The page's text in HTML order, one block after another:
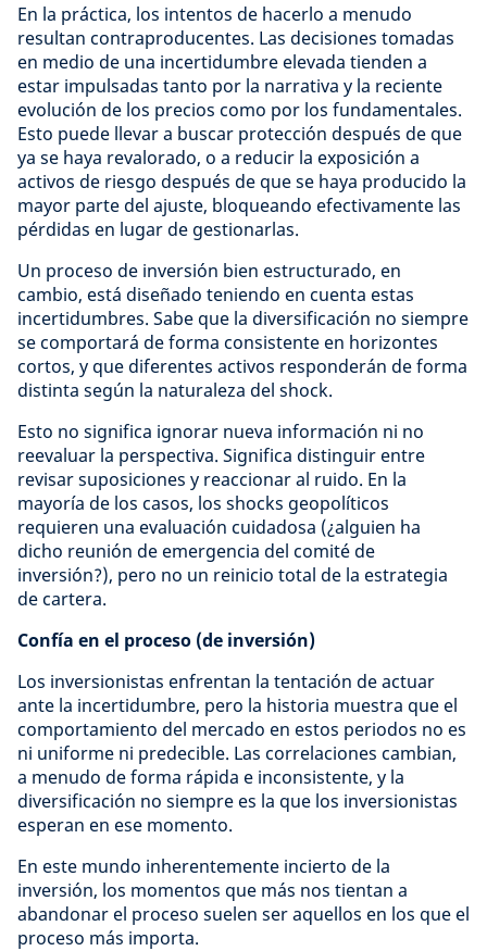
En la práctica, los intentos de hacerlo a menudo
resultan contraproducentes. Las decisiones tomadas
en medio de una incertidumbre elevada tienden a
estar impulsadas tanto por la narrativa y la reciente
evolución de los precios como por los fundamentales.
Esto puede llevar a buscar protección después de que
ya se haya revalorado, o a reducir la exposición a
activos de riesgo después de que se haya producido la
mayor parte del ajuste, bloqueando efectivamente las
pérdidas en lugar de gestionarlas.
Un proceso de inversión bien estructurado, en
cambio, está diseñado teniendo en cuenta estas
incertidumbres. Sabe que la diversificación no siempre
se comportará de forma consistente en horizontes
cortos, y que diferentes activos responderán de forma
distinta según la naturaleza del shock.
Esto no significa ignorar nueva información ni no
reevaluar la perspectiva. Significa distinguir entre
revisar suposiciones y reaccionar al ruido. En la
mayoría de los casos, los shocks geopolíticos
requieren una evaluación cuidadosa (¿alguien ha
dicho reunión de emergencia del comité de
inversión?), pero no un reinicio total de la estrategia
de cartera.
Confía en el proceso (de inversión)
Los inversionistas enfrentan la tentación de actuar
ante la incertidumbre, pero la historia muestra que el
comportamiento del mercado en estos periodos no es
ni uniforme ni predecible. Las correlaciones cambian,
a menudo de forma rápida e inconsistente, y la
diversificación no siempre es la que los inversionistas
esperan en ese momento.
En este mundo inherentemente incierto de la
inversión, los momentos que más nos tientan a
abandonar el proceso suelen ser aquellos en los que el
proceso más importa.